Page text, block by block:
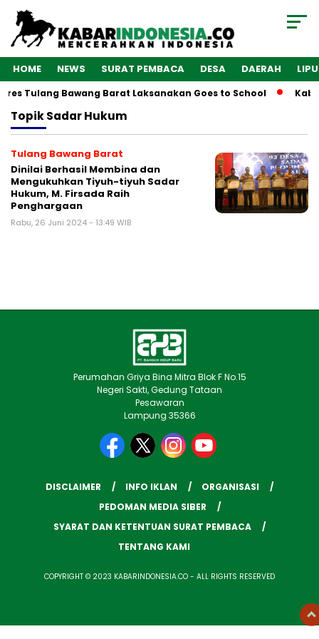
HOME NEWS SURAT PEMBACA DESA DAERAH
Tulang Bawang Barat Laksanakan Goes to School
TopikSadar Hukum
Tulang Bawang Barat
Dinilai Berhasil Membina dan
Mengukuhkan Tiyuh-tiyuh Sadar
Hukum, M. Firsada Raih
Penghargaan
Rabu, 26 Juni 2024 - 13:49 WIB
Perumahan Griya Bina Mitra Blok F No.15
Negeri Sakti, Gedung Tataan
Pesawaran
Lampung 35366
DISCLAIMER INFO IKLAN
ORGANISASI
PEDOMAN MEDIA SIBER
SYARAT DAN KETENTUAN SURAT PEMBACA
TENTANG KAMI
COPYRIGHT © 2023 KABARINDONESIA.CO - ALL RIGHTS RESERVED